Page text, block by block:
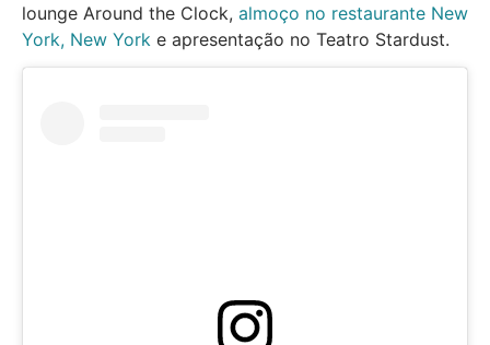
lounge Around the Clock, almoço no restaurante New
York, New York e apresentação no Teatro Stardust.